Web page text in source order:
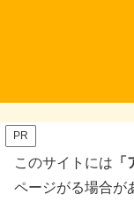
PR
このサイトには
ページがる場合が